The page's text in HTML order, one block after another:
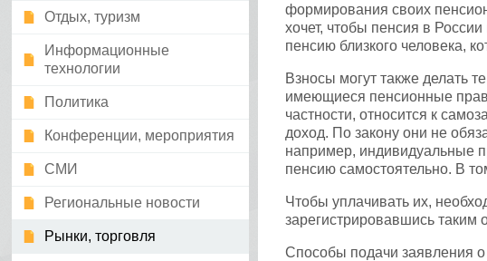
Отдых, туризм
Информационные
технологии
Политика
Конференции, мероприятия
СМИ
Региональные новости
Рынки, торговля
формирования своих
хочет, чтобы пенсия в
пенсию близкого человека,
Взносы могут также делать
имеющиеся пенсионные
частности, относится к
доход. По закону они не
например, индивидуальные
пенсию самостоятельно. В
Чтобы уплачивать их,
зарегистрировавшись таким
Способы подачи заявления